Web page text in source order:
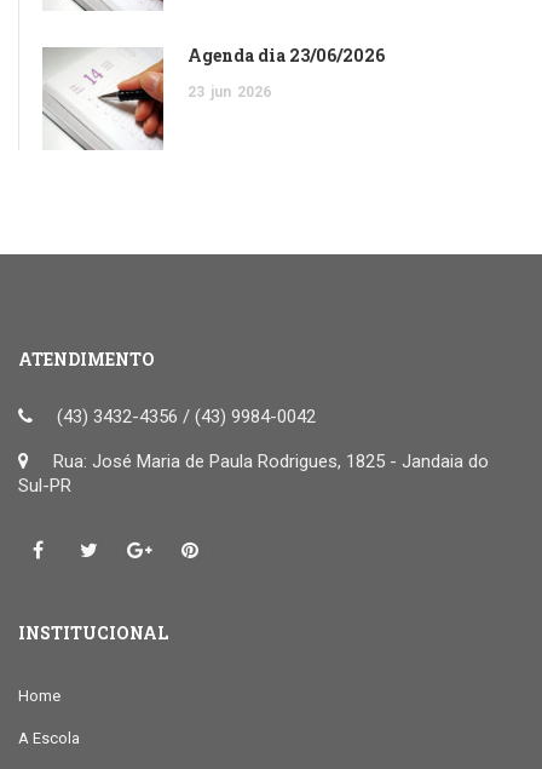
Agenda dia 23/06/2026
23 jun 2026
ATENDIMENTO
(43) 3432-4356 / (43) 9984-0042
Rua: José Maria de Paula Rodrigues, 1825 - Jandaia do
Sul-PR
INSTITUCIONAL
Home
A Escola